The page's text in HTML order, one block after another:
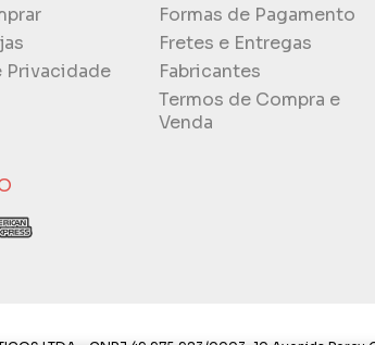
Privacidade
Formas de Pagamento
Fretes e Entregas
Fabricantes
Termos de Compra e
Venda